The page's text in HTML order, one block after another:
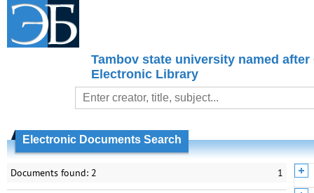
Tambov state university named after
Electronic Library
Electronic Documents Search
Documents found: 2 1